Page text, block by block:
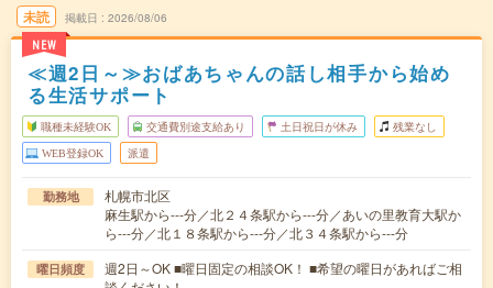
未読
NEW
掲載日 2026/08/06
≪週2日～≫おばあちゃんの話し相手から始め
る生活サポート
職種未経験OK 交通費別途支給あり 土日祝日が休み 残業なし
WEB登録OK 派遣
勤務地
札幌市北区
麻生駅から---分／北２４条駅から---分／あいの里教育大駅か
ら---分／北１８条駅から---分／北３４条駅から---分
曜日頻度
週2日～OK ■曜日固定の相談OK！ ■希望の曜日があればご相